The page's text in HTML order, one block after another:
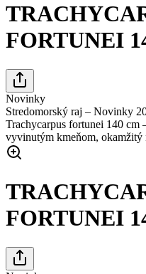
FORTUNEI
Novinky
Stredomorský raj – Novinky
Trachycarpus fortunei 140 cm
vyvinutým kmeňom, okamžitý
FORTUNEI